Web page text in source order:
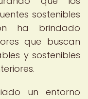
sostenibles
ha brindado
que buscan
y sostenibles
un entorno